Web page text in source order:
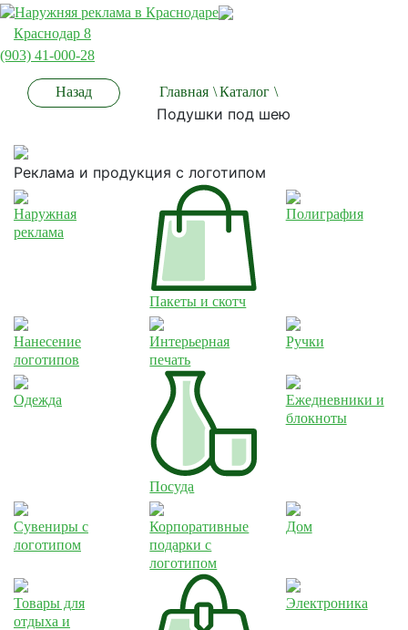
Краснодар 8
(903) 41-000-28
Назад Главная \Каталог \
Подушки под шею
Реклама и продукция с логотипом
Наружная
реклама
Пакеты и скотч
Полиграфия
Нанесение
логотипов
Интерьерная
печать
Ручки
Одежда
Посуда
Ежедневники и
блокноты
Сувениры с
логотипом
Корпоративные
подарки с
логотипом
Дом
Товары для
отдыха и
Электроника